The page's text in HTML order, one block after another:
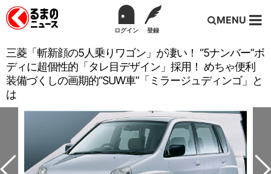
ログイン 登録
MENU
三菱「斬新顔の5人乗りワゴン」が凄い！ “5ナンバー”ボ
ディに超個性的「タレ目デザイン」採用！ めちゃ便利
装備づくしの画期的“SUW車”「ミラージュディンゴ」と
は